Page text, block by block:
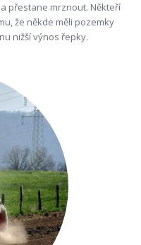
přestane mrznout. Někteří
že někde měli pozemky
nižší výnos řepky.